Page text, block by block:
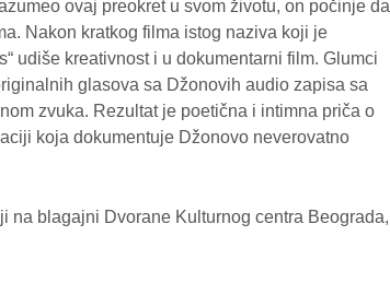
ovaj preokret u svom životu, on počinje da
Nakon kratkog filma istog naziva koji je
udiše kreativnost i u dokumentarni film. Glumci
glasova sa Džonovih audio zapisa sa
zvuka. Rezultat je poetična i intimna priča o
koja dokumentuje Džonovo neverovatno
na blagajni Dvorane Kulturnog centra Beograda,